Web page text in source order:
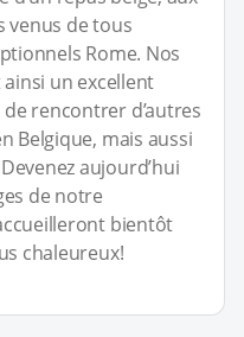
venus de tous
Rome. Nos
un excellent
rencontrer d’autres
Belgique, mais aussi
aujourd’hui
de notre
bientôt
chaleureux!